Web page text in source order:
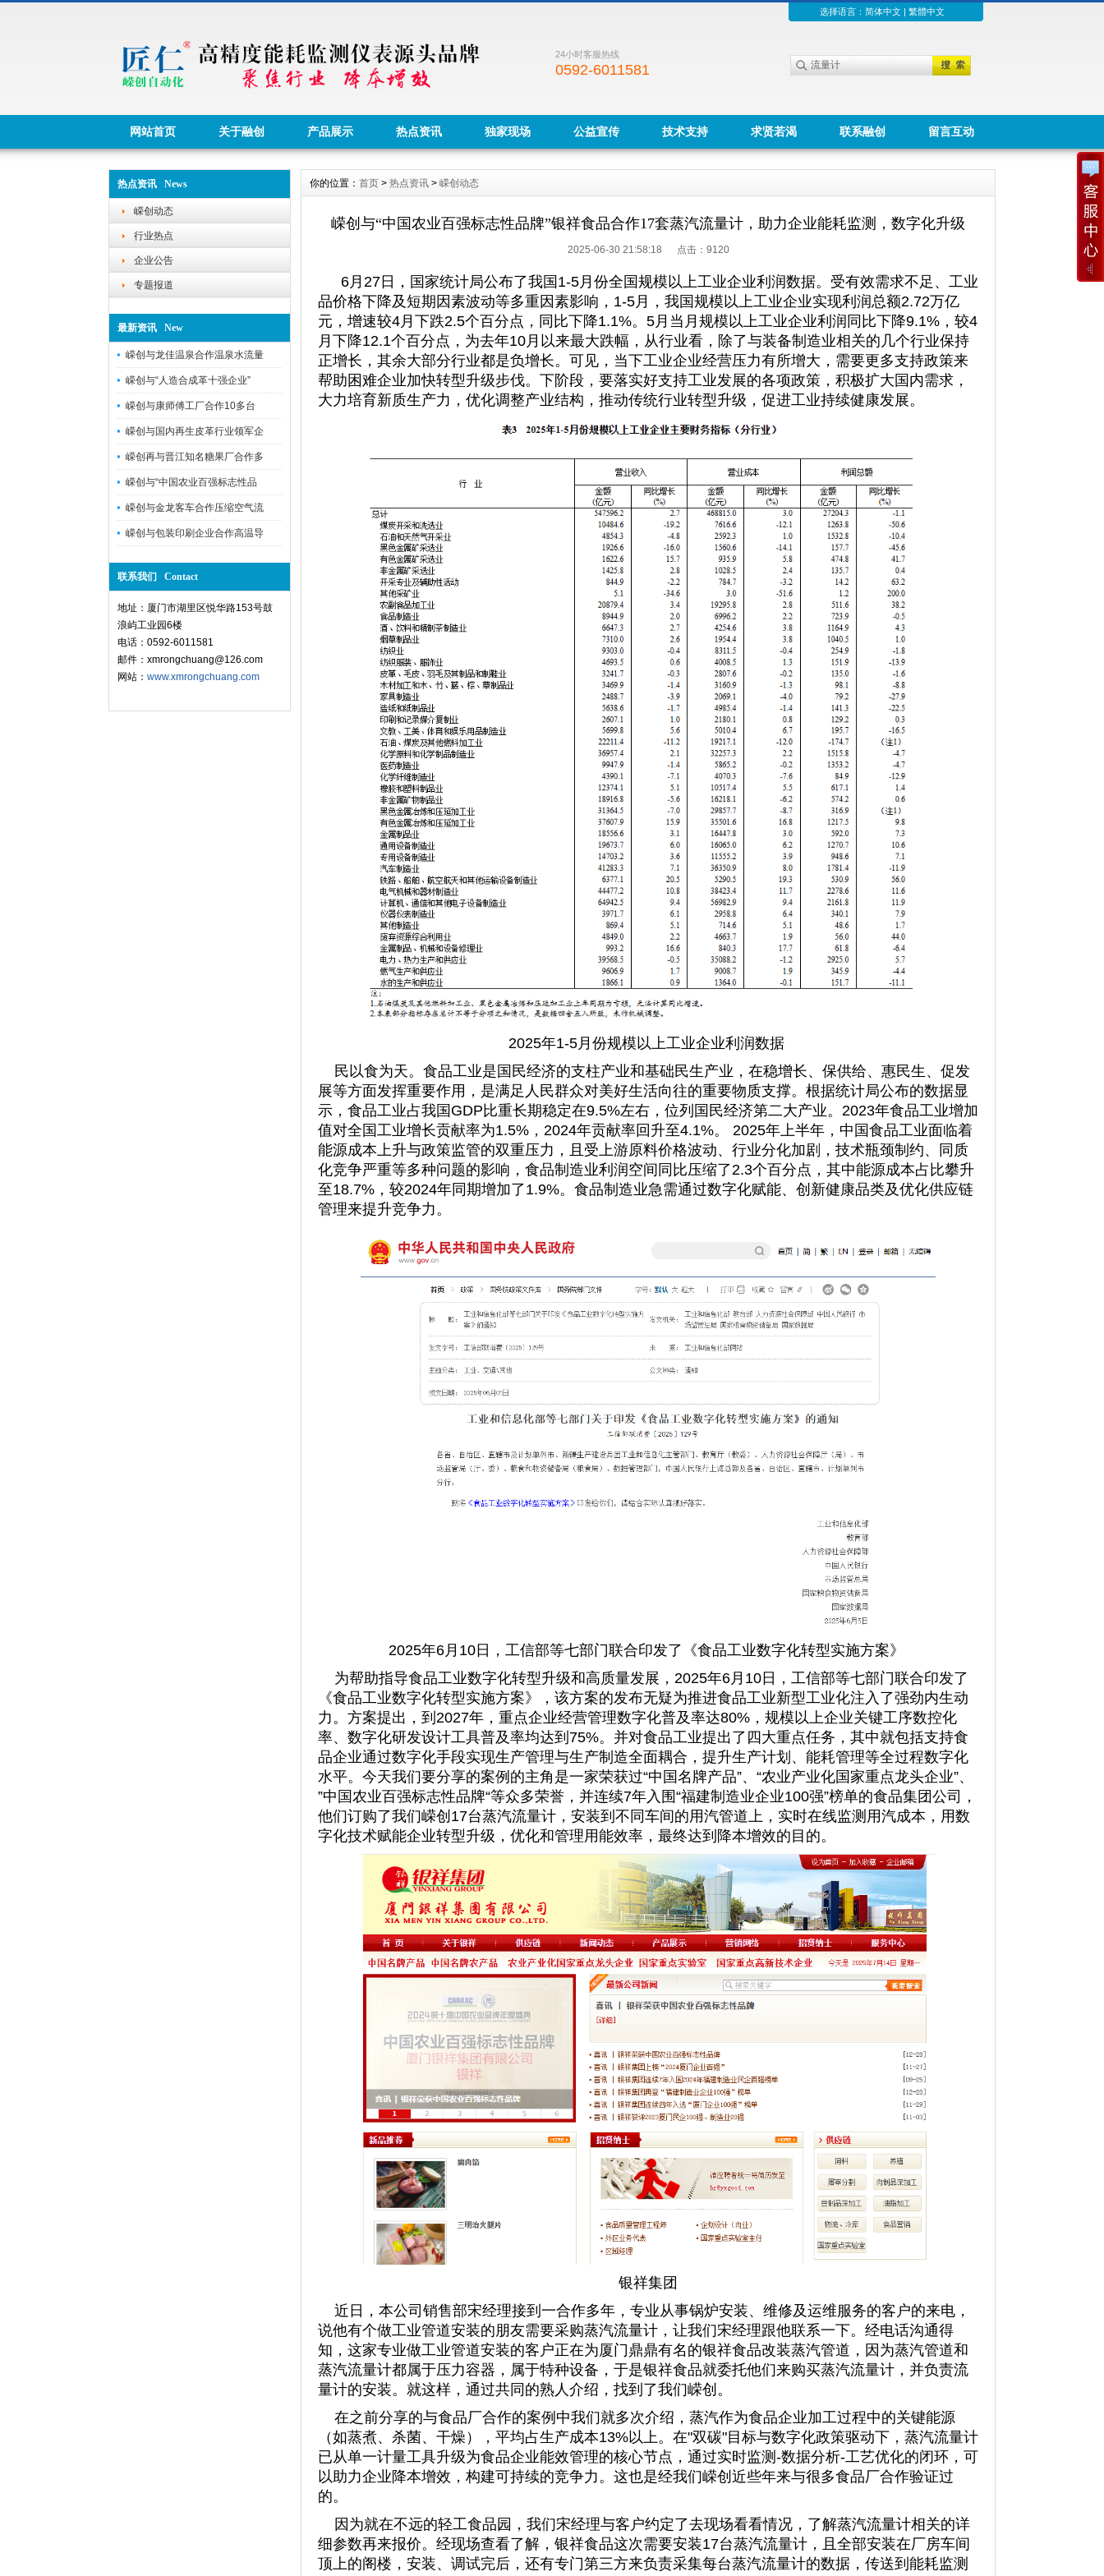
选择语言： 简体中文| 繁體中文
24小时客服热线
0592-6011581
网站首页 关于融创 产品展示 热点资讯 独家现场 公益宣传 技术支持 求贤若渴 联系融创 留言互动
热点资讯 News
嵘创动态
行业热点
企业公告
专题报道
最新资讯 New
嵘创与龙佳温泉合作温泉水流量
嵘创与“人造合成革十强企业”
嵘创与康师傅工厂合作10多台
嵘创与国内再生皮革行业领军企
嵘创再与晋江知名糖果厂合作多
嵘创与“中国农业百强标志性品
嵘创与金龙客车合作压缩空气流
嵘创与包装印刷企业合作高温导
联系我们 Contact
地址：厦门市湖里区悦华路153号鼓
浪屿工业园6楼
电话：0592-6011581
邮件：xmrongchuang@126.com
网站： www.xmrongchuang.com
你的位置： 首页 > 热点资讯 > 嵘创动态
嵘创与“中国农业百强标志性品牌”银祥食品合作17套蒸汽流量计，助力企业能耗监测，数字化升级
2025-06-30 21:58:18 点击： 9120
6月27日，国家统计局公布了我国1-5月份全国规模以上工业企业利润数据。受有效需求不足、工业
品价格下降及短期因素波动等多重因素影响，1-5月，我国规模以上工业企业实现利润总额2.72万亿
元，增速较4月下跌2.5个百分点，同比下降1.1%。5月当月规模以上工业企业利润同比下降9.1%，较4
月下降12.1个百分点，为去年10月以来最大跌幅，从行业看，除了与装备制造业相关的几个行业保持
正增长，其余大部分行业都是负增长。可见，当下工业企业经营压力有所增大，需要更多支持政策来
帮助困难企业加快转型升级步伐。下阶段，要落实好支持工业发展的各项政策，积极扩大国内需求，
大力培育新质生产力，优化调整产业结构，推动传统行业转型升级，促进工业持续健康发展。
2025年1-5月份规模以上工业企业利润数据
民以食为天。食品工业是国民经济的支柱产业和基础民生产业，在稳增长、保供给、惠民生、促发
展等方面发挥重要作用，是满足人民群众对美好生活向往的重要物质支撑。根据统计局公布的数据显
示，食品工业占我国GDP比重长期稳定在9.5%左右，位列国民经济第二大产业。2023年食品工业增加
值对全国工业增长贡献率为1.5%，2024年贡献率回升至4.1%。 2025年上半年，中国食品工业面临着
能源成本上升与政策监管的双重压力，且受上游原料价格波动、行业分化加剧，技术瓶颈制约、同质
化竞争严重等多种问题的影响，食品制造业利润空间同比压缩了2.3个百分点，其中能源成本占比攀升
至18.7%，较2024年同期增加了1.9%。食品制造业急需通过数字化赋能、创新健康品类及优化供应链
管理来提升竞争力。
2025年6月10日，工信部等七部门联合印发了《食品工业数字化转型实施方案》
为帮助指导食品工业数字化转型升级和高质量发展，2025年6月10日，工信部等七部门联合印发了
《食品工业数字化转型实施方案》，该方案的发布无疑为推进食品工业新型工业化注入了强劲内生动
力。方案提出，到2027年，重点企业经营管理数字化普及率达80%，规模以上企业关键工序数控化
率、数字化研发设计工具普及率均达到75%。并对食品工业提出了四大重点任务，其中就包括支持食
品企业通过数字化手段实现生产管理与生产制造全面耦合，提升生产计划、能耗管理等全过程数字化
水平。今天我们要分享的案例的主角是一家荣获过“中国名牌产品”、“农业产业化国家重点龙头企业”、
”中国农业百强标志性品牌“等众多荣誉，并连续7年入围“福建制造业企业100强”榜单的食品集团公司，
他们订购了我们嵘创17台蒸汽流量计，安装到不同车间的用汽管道上，实时在线监测用汽成本，用数
字化技术赋能企业转型升级，优化和管理用能效率，最终达到降本增效的目的。
银祥集团
近日，本公司销售部宋经理接到一合作多年，专业从事锅炉安装、维修及运维服务的客户的来电，
说他有个做工业管道安装的朋友需要采购蒸汽流量计，让我们宋经理跟他联系一下。经电话沟通得
知，这家专业做工业管道安装的客户正在为厦门鼎鼎有名的银祥食品改装蒸汽管道，因为蒸汽管道和
蒸汽流量计都属于压力容器，属于特种设备，于是银祥食品就委托他们来购买蒸汽流量计，并负责流
量计的安装。就这样，通过共同的熟人介绍，找到了我们嵘创。
在之前分享的与食品厂合作的案例中我们就多次介绍，蒸汽作为食品企业加工过程中的关键能源
（如蒸煮、杀菌、干燥），平均占生产成本13%以上。在"双碳"目标与数字化政策驱动下，蒸汽流量计
已从单一计量工具升级为食品企业能效管理的核心节点，通过实时监测-数据分析-工艺优化的闭环，可
以助力企业降本增效，构建可持续的竞争力。这也是经我们嵘创近些年来与很多食品厂合作验证过
的。
因为就在不远的轻工食品园，我们宋经理与客户约定了去现场看看情况，了解蒸汽流量计相关的详
细参数再来报价。经现场查看了解，银祥食品这次需要安装17台蒸汽流量计，且全部安装在厂房车间
顶上的阁楼，安装、调试完后，还有专门第三方来负责采集每台蒸汽流量计的数据，传送到能耗监测